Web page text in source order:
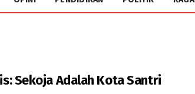
Sekoja Adalah Kota Santri